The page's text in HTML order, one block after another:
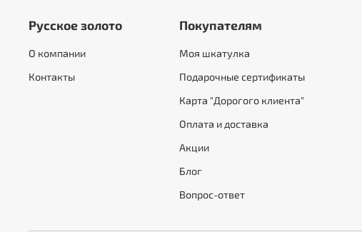
Русское золото
О компании
Контакты
Покупателям
Моя шкатулка
Подарочные сертификаты
Карта "Дорогого клиента"
Оплата и доставка
Акции
Блог
Вопрос-ответ